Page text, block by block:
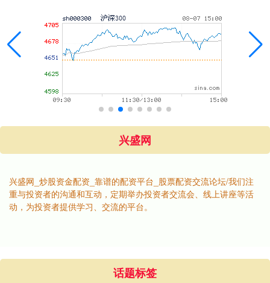
兴盛网
兴盛网_炒股资金配资_靠谱的配资平台_股票配资交流论坛/我们注
重与投资者的沟通和互动，定期举办投资者交流会、线上讲座等活
动，为投资者提供学习、交流的平台。
话题标签